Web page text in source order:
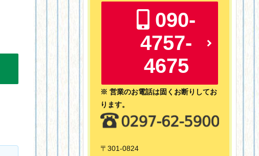
090-
4757-
4675
※ 営業のお電話は固くお断りしてお
ります。
〒301-0824